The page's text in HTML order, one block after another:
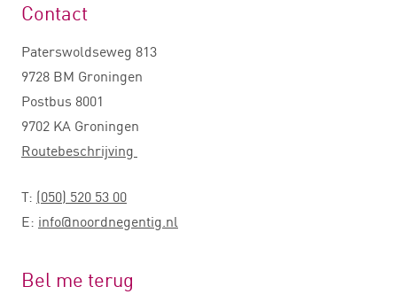
Contact
Paterswoldseweg 813
9728 BM Groningen
Postbus 8001
9702 KA Groningen
Routebeschrijving
T: (050) 520 53 00
E: info@noordnegentig.nl
Bel me terug